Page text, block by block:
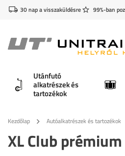
30 nap a visszaküldésre 99%-ban
Utánfutó
alkatrészek és
tartozékok
Kezdőlap Autóalkatrészek és tartozékok
XL Club